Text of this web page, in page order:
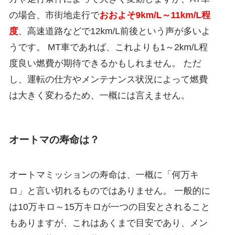
の場合、市街地走行でおおよそ9km/L～11km/L程
度、高速道路などで12km/L前後という声が多いよ
うです。 MT車であれば、これよりも1～2km/L程
度良い燃費が期待できるかもしれません。 ただ
し、運転の仕方やメンテナンス状況によって燃費
は大きく変わるため、一概には言えません。
オートマの寿命は？
オートマミッションの寿命は、一概に「何万キ
ロ」と言い切れるものではありません。 一般的に
は10万キロ～15万キロが一つの目安とされること
もありますが、これはあくまで目安であり、メン